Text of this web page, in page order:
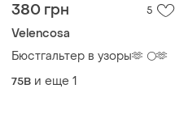
380 грн 5
Velencosa
Бюстгальтер в узоры🫶 🌕🫶
75B и еще 1